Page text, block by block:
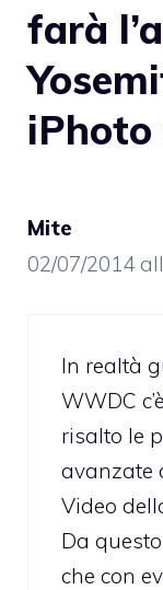
farà
iPhoto
Mite
02/07/2014
In realtà
WWDC
risalto le
avanzate
Video
Da
che con